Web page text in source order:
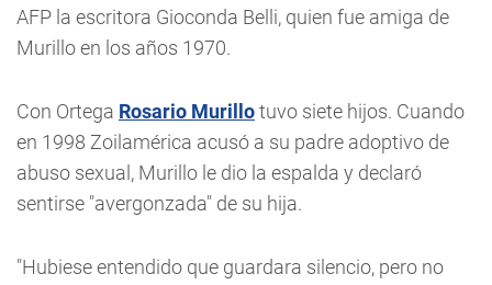
AFP la escritora Gioconda Belli, quien fue amiga de
Murillo en los años 1970.
Con Ortega Rosario Murillotuvo siete hijos. Cuando
en 1998 Zoilamérica acusó a su padre adoptivo de
abuso sexual, Murillo le dio la espalda y declaró
sentirse "avergonzada" de su hija.
"Hubiese entendido que guardara silencio, pero no